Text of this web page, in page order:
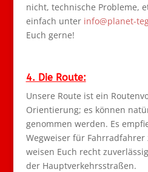
nicht, technische Probleme,
einfach unter info@planet-
Euch gerne!
4. Die Route:
Unsere Route ist ein
Orientierung; es können
genommen werden. Es
Wegweiser für Fahrradfahrer
weisen Euch recht
der Hauptverkehrsstraßen.